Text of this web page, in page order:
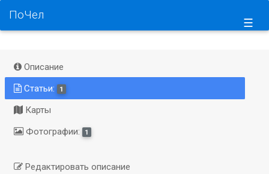
☰
ПоЧел
Описание
Статьи:
1
Карты
Фотографии:
1
Редактировать описание